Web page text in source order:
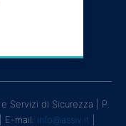
Servizi di Sicurezza | P.
E-mail: info@assiv.it